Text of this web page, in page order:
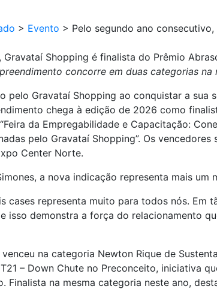
> Evento > Pelo segundo ano
Shopping é finalista do Prêmio
concorre em duas categorias
pelo Gravataí Shopping ao conquistar a sua
chega à edição de 2026 como
Feira da Empregabilidade e Capacitação:
pelo Gravataí Shopping”. Os
Center Norte.
a nova indicação representa mais
cases representa muito para todos nós.
isso demonstra a força do relacionamento
na categoria Newton Rique de
– Down Chute no Preconceito, iniciativa
Finalista na mesma categoria neste ano,